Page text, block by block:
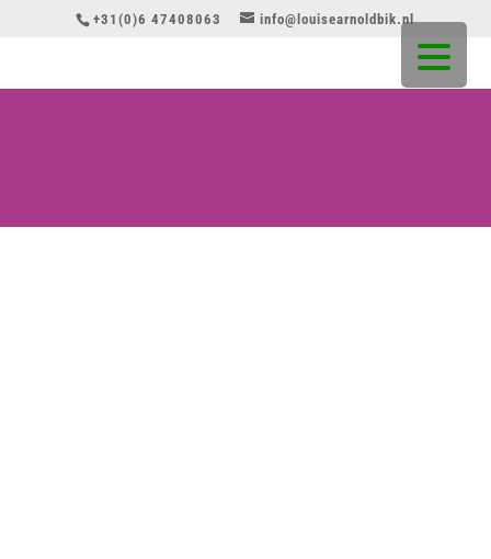
+31(0)6 47408063 info@louisearnoldbik.nl